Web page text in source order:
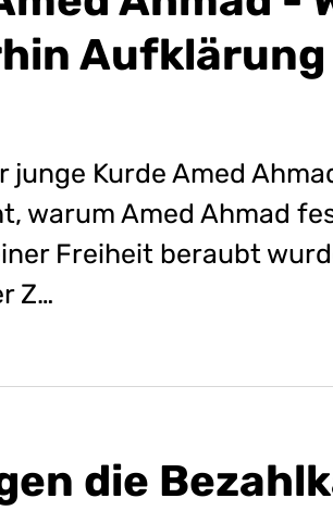
Aufklärung
junge Kurde Amed
warum Amed Ahmad
Freiheit beraubt
Z…
die